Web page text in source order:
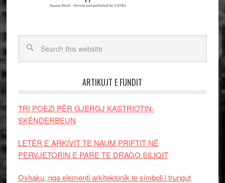
ARTIKUJT E FUNDIT
TRI POEZI PËR GJERGJ KASTRIOTIN-
SKËNDERBEUN
LETËR E ARKIVIT TE NAUM PRIFTIT NË
PERVJETORIN E PARE TE DRAGO SILIQIT
Oxhaku, nga elementi arkitektonik te simboli i trungut